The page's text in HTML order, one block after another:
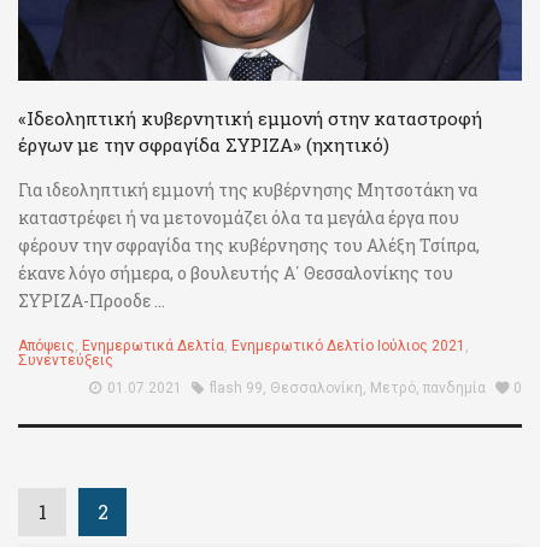
«Ιδεοληπτική κυβερνητική εμμονή στην καταστροφή
έργων με την σφραγίδα ΣΥΡΙΖΑ» (ηχητικό)
Για ιδεοληπτική εμμονή της κυβέρνησης Μητσοτάκη να
καταστρέφει ή να μετονομάζει όλα τα μεγάλα έργα που
φέρουν την σφραγίδα της κυβέρνησης του Αλέξη Τσίπρα,
έκανε λόγο σήμερα, ο βουλευτής Α΄ Θεσσαλονίκης του
ΣΥΡΙΖΑ-Προοδε ...
Απόψεις, Ενημερωτικά Δελτία, Ενημερωτικό Δελτίο Ιούλιος 2021 ,
Συνεντεύξεις
01.07.2021
flash 99, Θεσσαλονίκη, Μετρό, πανδημία 0
1 2